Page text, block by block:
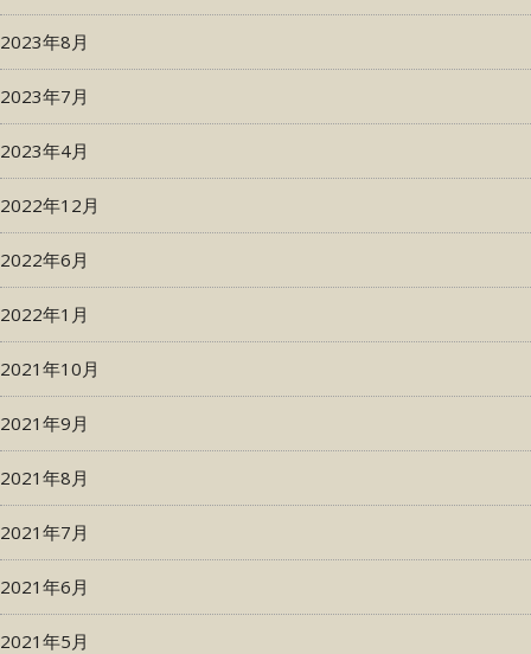
2023年8月
2023年7月
2023年4月
2022年12月
2022年6月
2022年1月
2021年10月
2021年9月
2021年8月
2021年7月
2021年6月
2021年5月